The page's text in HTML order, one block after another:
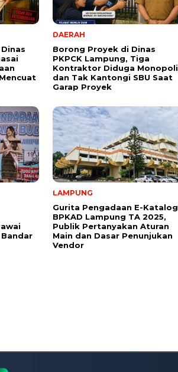
DAERAH
Borong Proyek di Dinas
PKPCK Lampung, Tiga
Kontraktor Diduga Monopoli
dan Tak Kantongi SBU Saat
Garap Proyek
LAMPUNG
Gurita Pengadaan E-Katalog
BPKAD Lampung TA 2025,
Publik Pertanyakan Aturan
Main dan Dasar Penunjukan
Vendor